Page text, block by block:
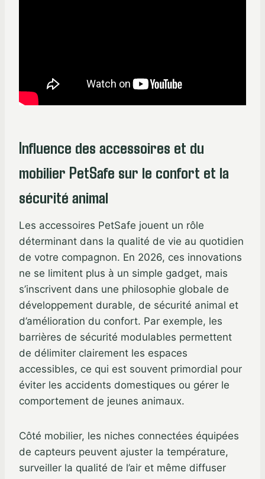
Influence des accessoires et du
mobilier PetSafe sur le confort et la
sécurité animal
Les accessoires PetSafe jouent un rôle
déterminant dans la qualité de vie au quotidien
de votre compagnon. En 2026, ces innovations
ne se limitent plus à un simple gadget, mais
s’inscrivent dans une philosophie globale de
développement durable, de sécurité animal et
d’amélioration du confort. Par exemple, les
barrières de sécurité modulables permettent
de délimiter clairement les espaces
accessibles, ce qui est souvent primordial pour
éviter les accidents domestiques ou gérer le
comportement de jeunes animaux.
Côté mobilier, les niches connectées équipées
de capteurs peuvent ajuster la température,
surveiller la qualité de l’air et même diffuser